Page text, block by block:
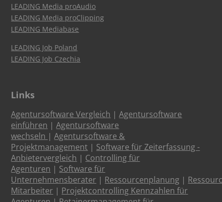
LEADING Media proAudio
LEADING Media proClipping
LEADING Mediabase
LEADING Job Poland
LEADING Job Czechia
Links
Agentursoftware Vergleich |Agentursoftware
einführen |Agentursoftware
wechseln |Agentursoftware &
Projektmanagement | Software für Zeiterfassung -
Anbietervergleich | Controlling für
Agenturen | Software für
Unternehmensberater | Ressourcenplanung |
Mitarbeiter | Projektcontrolling Kennzahlen für